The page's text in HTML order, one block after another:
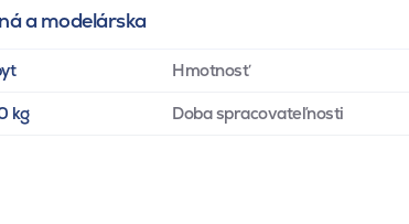
a modelárska
kg
Hmotnosť
Doba spracovateľnosti